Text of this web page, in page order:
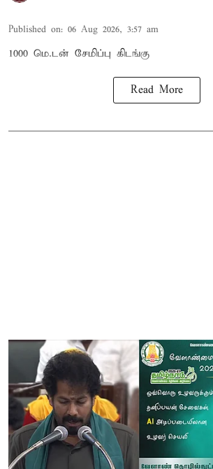
Published on: 06 Aug 2026, 3:57 am
1000 மெ.டன் சேமிப்பு கிடங்கு
Read More